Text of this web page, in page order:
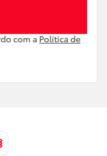
com a Política de